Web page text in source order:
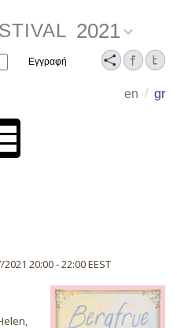
2021
en / gr
Name
20:00 - 22:00 EEST